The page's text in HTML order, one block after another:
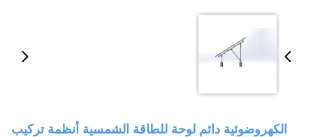
الكهروضوئية دائم لوحة للطاقة الشمسية أنظمة تركيب